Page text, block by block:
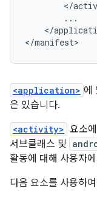
</
</manifest>
<application> 에
은 있습니다.
<activity> 요소
서브클래스 및
활동에 대해 사용자
다음 요소를 사용하